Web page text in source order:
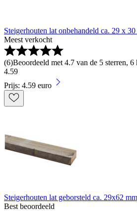
Steigerhouten lat onbehandeld ca. 29 x
Meest verkocht
(6)Beoordeeld met 4.7 van de 5 sterren,
4.59
Prijs: 4.59 euro
Steigerhouten lat geborsteld ca. 29x62
Best beoordeeld